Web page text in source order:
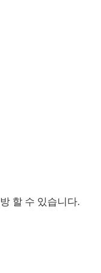
할 수 있습니다.